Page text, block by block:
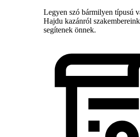
Legyen szó bármilyen típusú
Hajdu kazánról
segítenek önnek.